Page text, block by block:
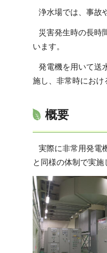
浄水場では、事故
災害発生時の長時
います。
発電機を用いて送
施し、非常時におけ
概要
実際に非常用発電
と同様の体制で実施